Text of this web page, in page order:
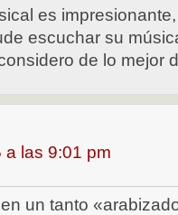
es
escuchar su
de lo mejor
a las 9:01 pm
un tanto